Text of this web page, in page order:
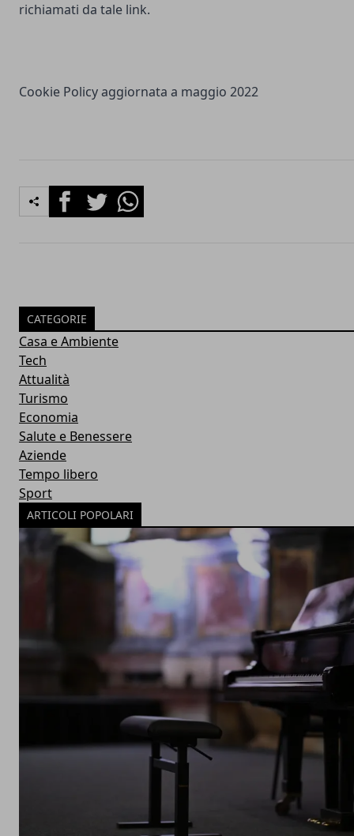
richiamati da tale link.
Cookie Policy aggiornata a maggio 2022
FacebookTwitterWhatsapp
CATEGORIE
Casa e Ambiente
Tech
Attualità
Turismo
Economia
Salute e Benessere
Aziende
Tempo libero
Sport
ARTICOLI POPOLARI